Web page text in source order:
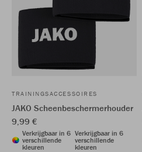
TRAININGSACCESSOIRES
JAKO Scheenbeschermerhouder
9,99 €
Verkrijgbaar in 6
verschillende
kleuren
Verkrijgbaar in 6
verschillende
kleuren